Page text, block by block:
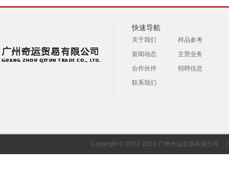
快速导航
关于我们
样品参考
新闻动态
主营业务
合作伙伴
招聘信息
联系我们
Copyright © 2002-2021 广州奇运贸易有限公司，